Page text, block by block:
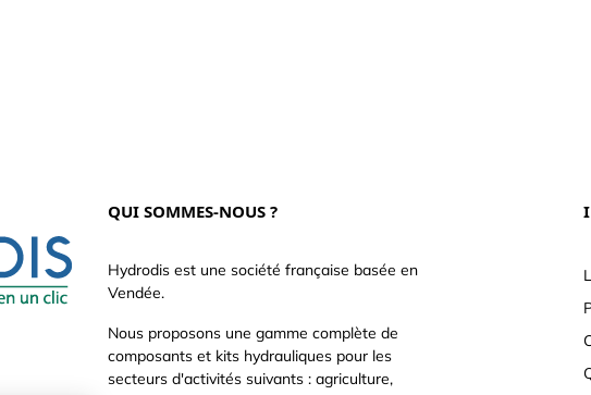
QUI SOMMES-NOUS ?
Hydrodis est une société française basée en
Vendée.
Nous proposons une gamme complète de
composants et kits hydrauliques pour les
secteurs d'activités suivants : agriculture,